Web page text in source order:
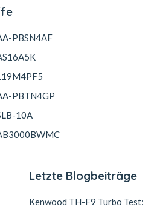
PBSN4AF
PBTN4GP
10A
Letzte Blogbeiträge
Kenwood TH-F9 Turbo Test: